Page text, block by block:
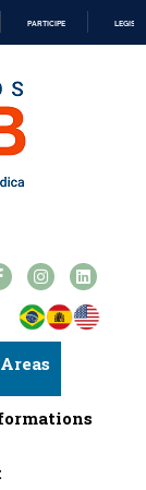
PARTICIPE
Areas